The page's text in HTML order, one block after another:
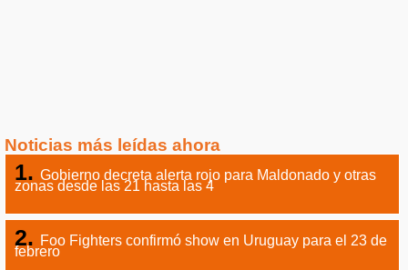
Noticias más leídas ahora
Gobierno decreta alerta rojo para Maldonado y otras
zonas desde las 21 hasta las 4
Foo Fighters confirmó show en Uruguay para el 23 de
febrero